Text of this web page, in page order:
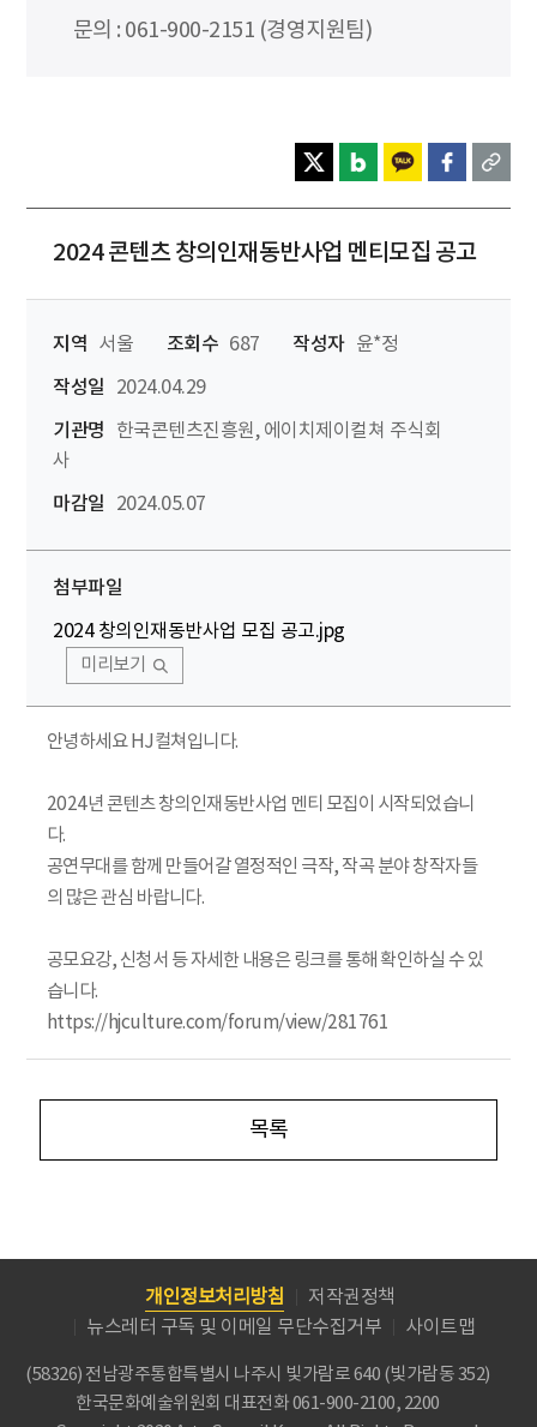
문의 : 061-900-2151 (경영지원팀)
2024 콘텐츠 창의인재동반사업 멘티모집 공고
지역 서울 조회수 687 작성자 윤*정
작성일
2024.04.29
기관명
한국콘텐츠진흥원, 에이치제이컬쳐 주식회
사
마감일
2024.05.07
첨부파일
2024 창의인재동반사업 모집 공고.jpg
미리보기
안녕하세요 HJ컬쳐입니다.
2024년 콘텐츠 창의인재동반사업 멘티 모집이 시작되었습니
다.
공연무대를 함께 만들어갈 열정적인 극작, 작곡 분야 창작자들
의 많은 관심 바랍니다.
공모요강, 신청서 등 자세한 내용은 링크를 통해 확인하실 수 있
습니다.
https://hjculture.com/forum/view/281761
목록
개인정보처리방침
저작권정책
뉴스레터 구독 및 이메일 무단수집거부
사이트맵
(58326) 전남광주통합특별시 나주시 빛가람로 640 (빛가람동 352)
한국문화예술위원회 대표전화 061-900-2100, 2200